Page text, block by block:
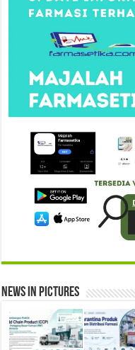
News in Pictures